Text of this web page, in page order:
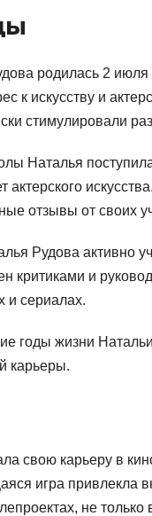
родилась 2 июля
к искусству и
стимулировали
Наталья
актерского
отзывы от своих
Рудова активно
критиками и
и сериалах.
годы жизни
карьеры.
свою карьеру в
игра привлекла
не